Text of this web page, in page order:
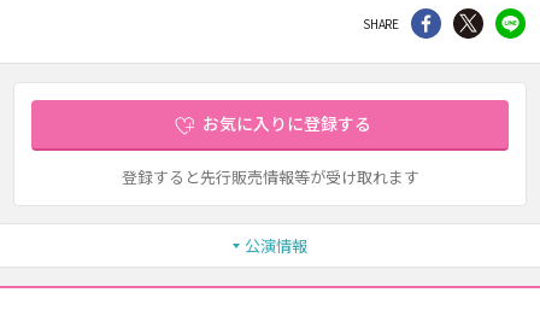
SHARE シェア Twitter
お気に入りに登録する
登録すると先行販売情報等が受け取れます
公演情報